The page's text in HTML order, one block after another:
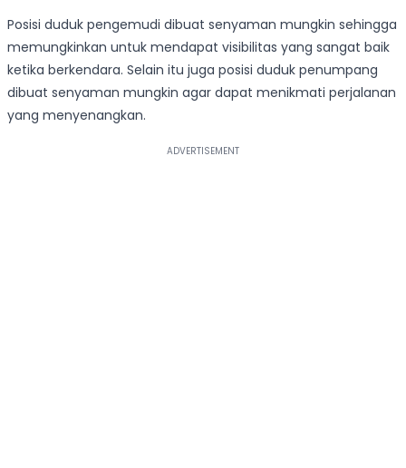
Posisi duduk pengemudi dibuat senyaman mungkin sehingga
memungkinkan untuk mendapat visibilitas yang sangat baik
ketika berkendara. Selain itu juga posisi duduk penumpang
dibuat senyaman mungkin agar dapat menikmati perjalanan
yang menyenangkan.